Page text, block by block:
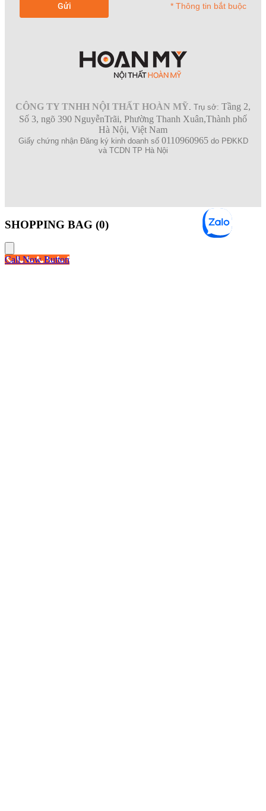
* Thông tin bắt buộc
CÔNG TY TNHH NỘI THẤT HOÀN MỸ Trụ sở: Tầng 2,
Số 3, ngõ 390 NguyễnTrãi, Phường Thanh Xuân,Thành phố
Hà Nội, Việt Nam
Giấy chứng nhận Đăng ký kinh doanh số 0110960965do PĐKKD
và TCDN TP Hà Nội
SHOPPING BAG (0)
Call Now Button